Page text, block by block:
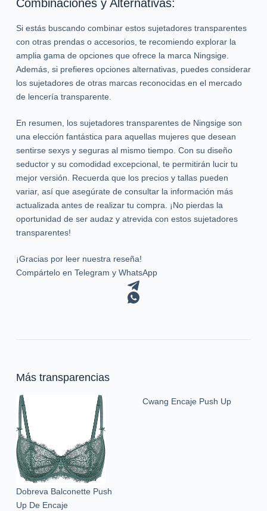
Combinaciones y Alternativas:
Si estás buscando combinar estos sujetadores transparentes
con otras prendas o accesorios, te recomiendo explorar la
amplia gama de opciones que ofrece la marca Ningsige.
Además, si prefieres opciones alternativas, puedes considerar
los sujetadores de otras marcas reconocidas en el mercado
de lencería transparente.
En resumen, los sujetadores transparentes de Ningsige son
una elección fantástica para aquellas mujeres que desean
sentirse sexys y seguras al mismo tiempo. Con su diseño
seductor y su comodidad excepcional, te permitirán lucir tu
mejor versión. Recuerda que los precios y tallas pueden
variar, así que asegúrate de consultar la información más
actualizada antes de realizar tu compra. ¡No pierdas la
oportunidad de ser audaz y atrevida con estos sujetadores
transparentes!
¡Gracias por leer nuestra reseña!
Compártelo en Telegram y WhatsApp
Más transparencias
Dobreva Balconette Push
Up De Encaje
Cwang Encaje Push Up